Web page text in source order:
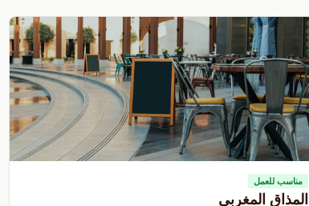
مناسب للعمل
المذاق المغربي